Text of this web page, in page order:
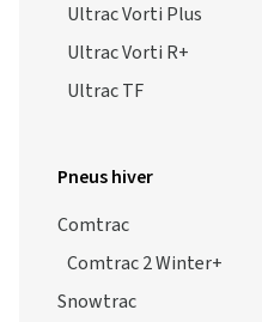
Ultrac Vorti Plus
Ultrac Vorti R+
Ultrac TF
Pneus hiver
Comtrac
Comtrac 2 Winter+
Snowtrac